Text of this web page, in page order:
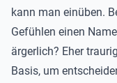
kann man einüben.
Gefühlen einen
ärgerlich? Eher
Basis, um